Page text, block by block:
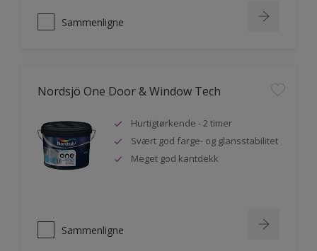
Sammenligne
Nordsjö One Door & Window Tech
Hurtigtørkende - 2 timer
Svært god farge- og glansstabilitet
Meget god kantdekk
Sammenligne